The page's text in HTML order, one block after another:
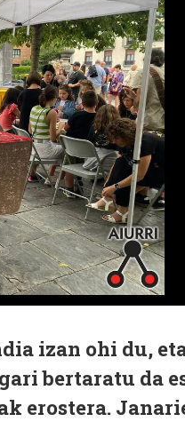
izan ohi du,
bertaratu da
erostera.